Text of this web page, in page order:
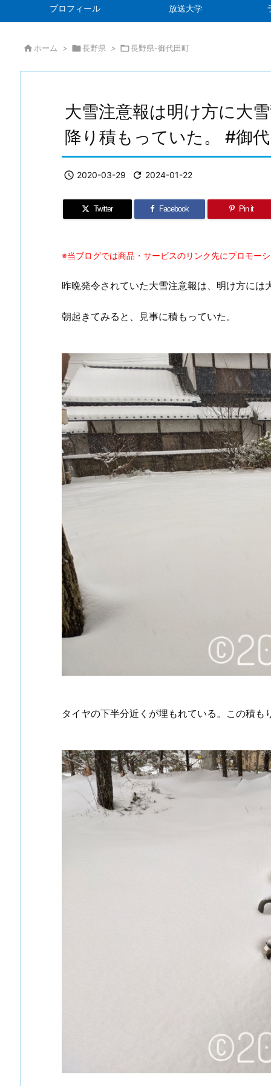
プロフィール 放送大学
 ホーム > 長野県 > 長野県-御代田町
大雪注意報は明け方に大
降り積もっていた。 #御
 2020-03-29  2024-01-22
Twitter Facebook Pin it
※当ブログでは商品・サービスのリンク先にプロモー
昨晩発令されていた大雪注意報は、明け方には
朝起きてみると、見事に積もっていた。
タイヤの下半分近くが埋もれている。この積